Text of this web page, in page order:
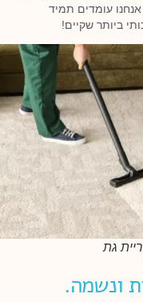
עומדים תמיד
שקיים!
גת